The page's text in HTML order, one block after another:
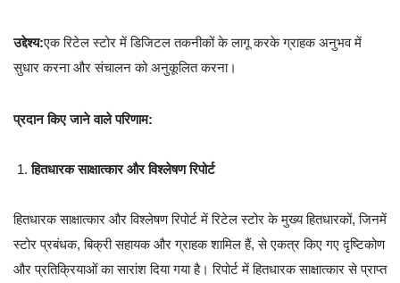
उद्देश्य:एक रिटेल स्टोर में डिजिटल तकनीकों के लागू करके ग्राहक अनुभव में
सुधार करना और संचालन को अनुकूलित करना।
प्रदान किए जाने वाले परिणाम:
हितधारक साक्षात्कार और विश्लेषण रिपोर्ट
हितधारक साक्षात्कार और विश्लेषण रिपोर्ट में रिटेल स्टोर के मुख्य हितधारकों, जिनमें
स्टोर प्रबंधक, बिक्री सहायक और ग्राहक शामिल हैं, से एकत्र किए गए दृष्टिकोण
और प्रतिक्रियाओं का सारांश दिया गया है। रिपोर्ट में हितधारक साक्षात्कार से प्राप्त